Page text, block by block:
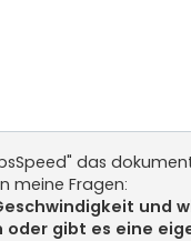
das
meine Fragen:
und
gibt es eine